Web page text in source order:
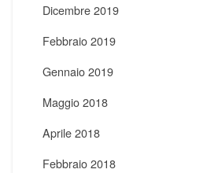
Dicembre 2019
Febbraio 2019
Gennaio 2019
Maggio 2018
Aprile 2018
Febbraio 2018